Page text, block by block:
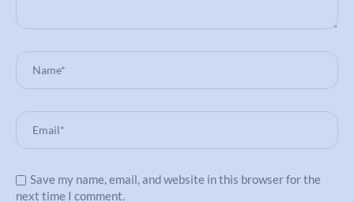
Save my name, email, and website in this browser for the
next time I comment.